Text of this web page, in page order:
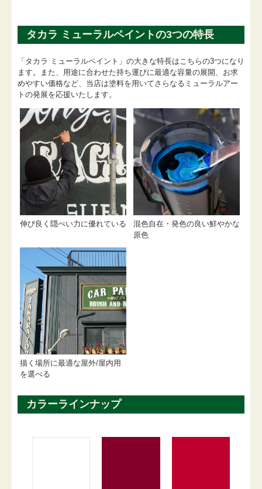
タカラ ミューラルペイントの3つの特長
「タカラ ミューラルペイント」の大きな特長はこちらの3つになり
ます。また、用途に合わせた持ち運びに最適な容量の展開、お求
めやすい価格など、当店は塗料を用いてさらなるミューラルアー
トの発展を応援いたします。
伸び良く隠ぺい力に優れている
混色自在・発色の良い鮮やかな
原色
描く場所に最適な屋外/屋内用
を選べる
カラーラインナップ